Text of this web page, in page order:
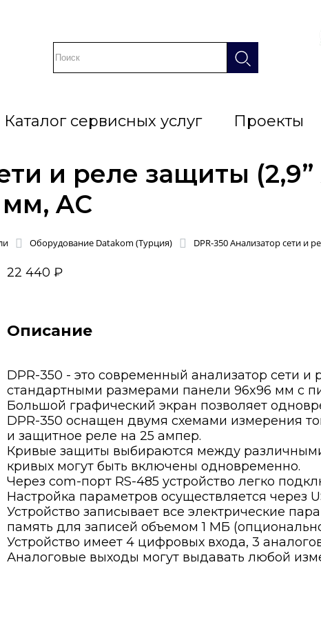
Каталог сервисных услуг Проекты
и реле защиты
мм, AC
Оборудование Datakom (Турция) DPR-350 Анализатор сети и
22 440 ₽
Описание
DPR-350 - это современный анализатор сети
стандартными размерами панели 96x96 мм с
Большой графический экран позволяет
DPR-350 оснащен двумя схемами измерения
и защитное реле на 25 ампер.
Кривые защиты выбираются между различными
кривых могут быть включены одновременно.
Через com-порт RS-485 устройство легко
Настройка параметров осуществляется через
Устройство записывает все электрические
память для записей объемом 1 МБ
Устройство имеет 4 цифровых входа, 3
Аналоговые выходы могут выдавать любой